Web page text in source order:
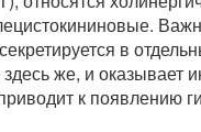
в
же, и оказывает
к появлению